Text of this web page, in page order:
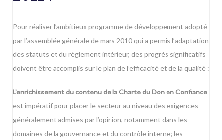
Pour réaliser l’ambitieux programme de développement adopté
par l’assemblée générale de mars 2010 qui a permis l’adaptation
des statuts et du règlement intérieur, des progrès significatifs
doivent être accomplis sur le plan de l’efficacité et de la qualité :
L’enrichissement du contenu de la Charte du Don en Confiance
est impératif pour placer le secteur au niveau des exigences
généralement admises par l’opinion, notamment dans les
domaines de la gouvernance et du contrôle interne; les